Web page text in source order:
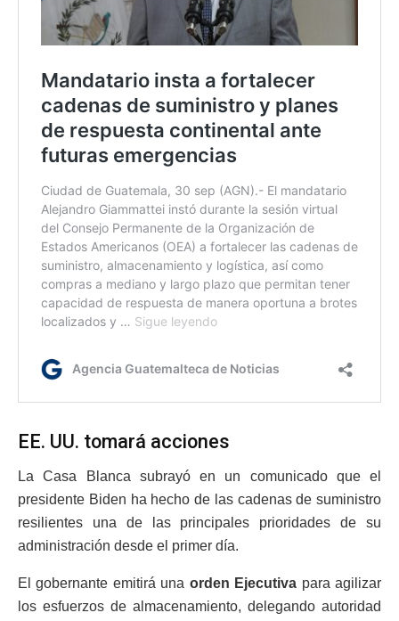
EE. UU. tomará acciones
La Casa Blanca subrayó en un comunicado que el
presidente Biden ha hecho de las cadenas de suministro
resilientes una de las principales prioridades de su
administración desde el primer día.
El gobernante emitirá una orden Ejecutiva para agilizar
los esfuerzos de almacenamiento, delegando autoridad